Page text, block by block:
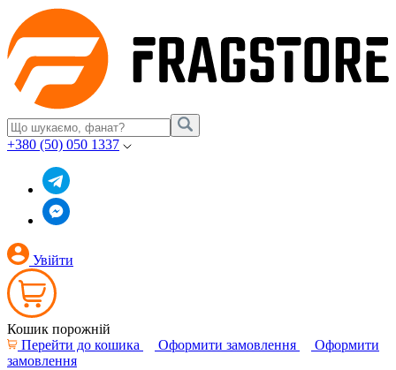
+380 (50) 050 1337
Увійти
Кошик порожній
Перейти до кошика
Оформити замовлення
Оформити
замовлення